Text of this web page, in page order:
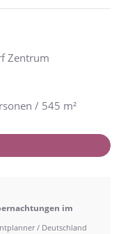
Zentrum
/ 545 m²
im
/ Deutschland